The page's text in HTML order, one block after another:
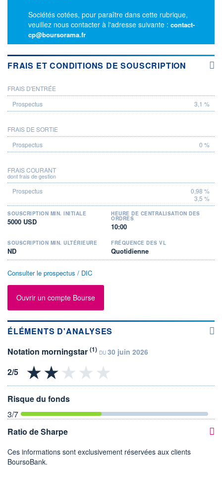
Sociétés cotées, pour paraître dans cette rubrique,
veuillez nous contacter à l'adresse suivante : contact-
cp@boursorama.fr
FRAIS ET CONDITIONS DE SOUSCRIPTION
PROSPECTUS
FRAIS D'ENTRÉE
3,1 %
FRAIS DE SORTIE
0 %
FRAIS COURANT
dont frais de gestion
0,98 %
3,5 %
SOUSCRIPTION MIN. INITIALE
5000 USD
HEURE DE CENTRALISATION DES
ORDRES
10:00
SOUSCRIPTION MIN. ULTÉRIEURE
ND
FRÉQUENCE DES VL
Quotidienne
Consulter le prospectus / DIC
Ouvrir un compte Bourse
ÉLÉMENTS D'ANALYSES
Notation morningstar (1) DU 30 juin 2026
Risque du fonds
3/7
Ratio de Sharpe
Ces informations sont exclusivement réservées aux clients
BoursoBank.